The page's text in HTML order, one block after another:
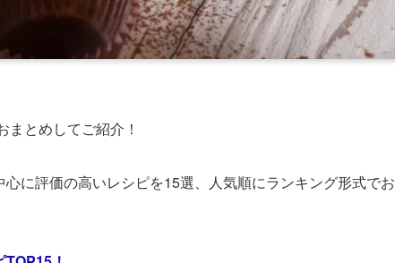
まとめしてご紹介！
に評価の高いレシピを15選、人気順にランキング形式でお